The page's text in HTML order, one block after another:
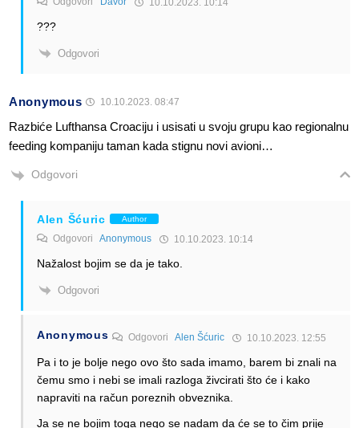
???
Odgovori
Anonymous 10.10.2023. 08:47
Razbiće Lufthansa Croaciju i usisati u svoju grupu kao regionalnu
feeding kompaniju taman kada stignu novi avioni…
Odgovori
Alen Šćuric Author
Odgovori Anonymous 10.10.2023. 10:14
Nažalost bojim se da je tako.
Odgovori
Anonymous OdgovoriAlen Šćuric 10.10.2023. 12:55
Pa i to je bolje nego ovo što sada imamo, barem bi znali na
čemu smo i nebi se imali razloga živcirati što će i kako
napraviti na račun poreznih obveznika.
Ja se ne bojim toga nego se nadam da će se to čim prije